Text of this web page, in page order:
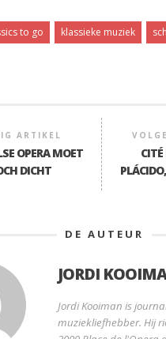
to go klassieke muziek
ARTIKEL
OPERA MOET
DICHT
CITÉ
DE AUTEUR
JORDI
Jordi Kooiman is
muziekliefhebber. Hij